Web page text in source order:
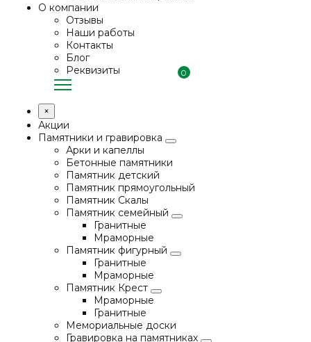
О компании
Отзывы
Наши работы
Контакты
Блог
Реквизиты
0
×
Акции
Памятники и гравировка
Арки и капеллы
Бетонные памятники
Памятник детский
Памятник прямоугольный
Памятник Скалы
Памятник семейный
Гранитные
Мраморные
Памятник фигурный
Гранитные
Мраморные
Памятник Крест
Мраморные
Гранитные
Мемориальные доски
Гравировка на памятниках